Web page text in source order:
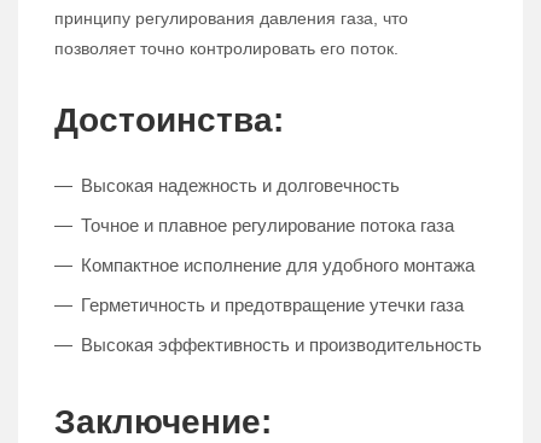
принципу регулирования давления газа, что
позволяет точно контролировать его поток.
Достоинства:
Высокая надежность и долговечность
Точное и плавное регулирование потока газа
Компактное исполнение для удобного монтажа
Герметичность и предотвращение утечки газа
Высокая эффективность и производительность
Заключение: